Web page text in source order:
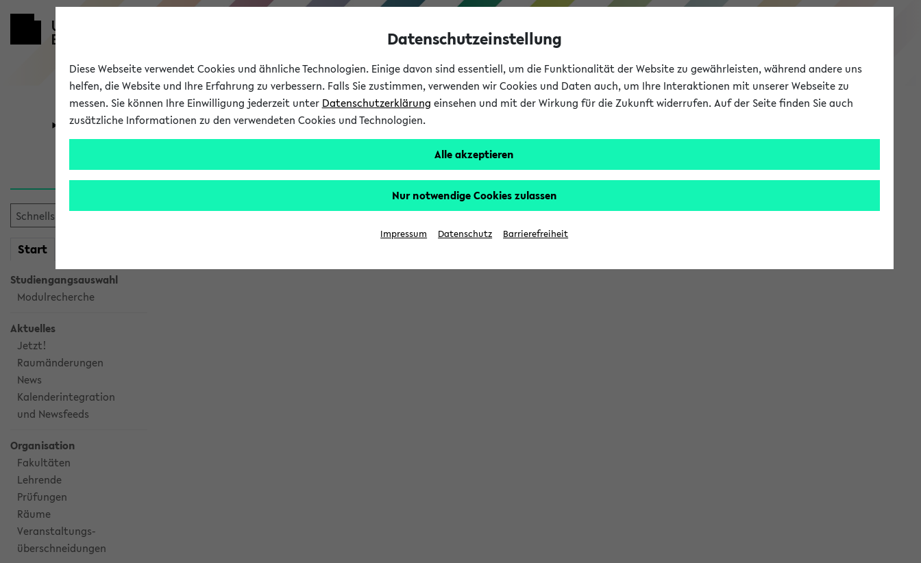
eKVV
Universität Forschung Studium
Start
Studiengangsauswahl
Modulrecherche
Aktuelles
Jetzt!
Raumänderungen
News
Kalenderintegration
und Newsfeeds
Organisation
Fakultäten
Lehrende
Prüfungen
Räume
Veranstaltungs-
überschneidungen
Verlauf
Datenschutzeinstellung
Diese Webseite verwendet Cookies und ähnliche Technologien. Einige davon sind essentiell, um die Funktionalität der Website zu gewährleisten, während andere uns
helfen, die Website und Ihre Erfahrung zu verbessern. Falls Sie zustimmen, verwenden wir Cookies und Daten auch, um Ihre Interaktionen mit unserer Webseite zu
messen. Sie können Ihre Einwilligung jederzeit unter Datenschutzerklärung einsehen und mit der Wirkung für die Zukunft widerrufen. Auf der Seite finden Sie auch
zusätzliche Informationen zu den verwendeten Cookies und Technologien.
Alle akzeptieren
Nur notwendige Cookies zulassen
Impressum Datenschutz Barrierefreiheit